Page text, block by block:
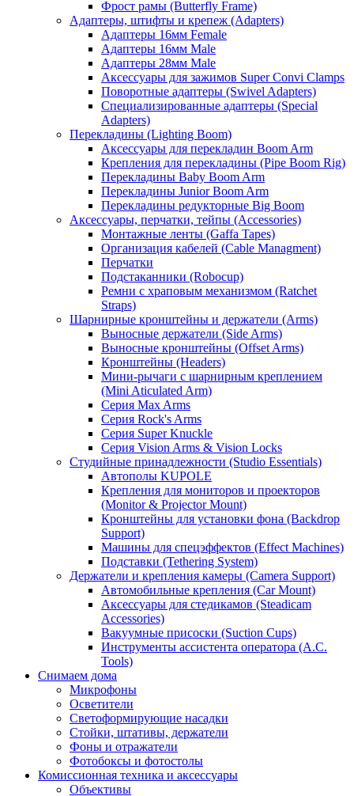
Фрост рамы (Butterfly Frame)
Адаптеры, штифты и крепеж (Adapters)
Адаптеры 16мм Female
Адаптеры 16мм Male
Адаптеры 28мм Male
Аксессуары для зажимов Super Convi Clamps
Поворотные адаптеры (Swivel Adapters)
Специализированные адаптеры (Special
Adapters)
Перекладины (Lighting Boom)
Аксессуары для перекладин Boom Arm
Крепления для перекладины (Pipe Boom Rig)
Перекладины Baby Boom Arm
Перекладины Junior Boom Arm
Перекладины редукторные Big Boom
Аксессуары, перчатки, тейпы (Accessories)
Монтажные ленты (Gaffa Tapes)
Организация кабелей (Cable Managment)
Перчатки
Подстаканники (Robocup)
Ремни с храповым механизмом (Ratchet
Straps)
Шарнирные кронштейны и держатели (Arms)
Выносные держатели (Side Arms)
Выносные кронштейны (Offset Arms)
Кронштейны (Headers)
Мини-рычаги с шарнирным креплением
(Mini Aticulated Arm)
Серия Max Arms
Серия Rock's Arms
Серия Super Knuckle
Серия Vision Arms & Vision Locks
Студийные принадлежности (Studio Essentials)
Автополы KUPOLE
Крепления для мониторов и проекторов
(Monitor & Projector Mount)
Кронштейны для установки фона (Backdrop
Support)
Машины для спецэффектов (Effect Machines)
Подставки (Tethering System)
Держатели и крепления камеры (Camera Support)
Автомобильные крепления (Car Mount)
Аксессуары для стедикамов (Steadicam
Accessories)
Вакуумные присоски (Suction Cups)
Инструменты ассистента оператора (A.C.
Tools)
Снимаем дома
Микрофоны
Осветители
Светоформирующие насадки
Стойки, штативы, держатели
Фоны и отражатели
Фотобоксы и фотостолы
Комиссионная техника и аксессуары
Объективы